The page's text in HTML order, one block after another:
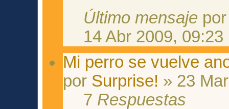
Último mensaje
14 Abr 2009, 09:23
Mi perro se vuelve
por Surprise! » 23
7 Respuestas